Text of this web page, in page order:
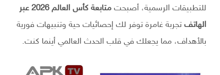
للتطبيقات الرسمية، أصبحت
متابعة كأس العالم 2026 عبر
الهاتف تجربة غامرة توفر لك إحصائيات حية وتنبيهات فورية
بالأهداف، مما يجعلك في قلب الحدث العالمي أينما كنت.